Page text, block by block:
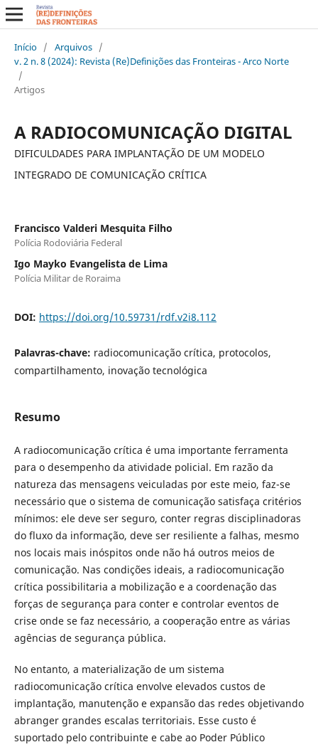
Início / Arquivos /
v. 2 n. 8 (2024): Revista (Re)Definições das Fronteiras - Arco Norte
/
Artigos
A RADIOCOMUNICAÇÃO DIGITAL
DIFICULDADES PARA IMPLANTAÇÃO DE UM MODELO
INTEGRADO DE COMUNICAÇÃO CRÍTICA
Francisco Valderi Mesquita Filho
Polícia Rodoviária Federal
Igo Mayko Evangelista de Lima
Polícia Militar de Roraima
DOI: https://doi.org/10.59731/rdf.v2i8.112
Palavras-chave: radiocomunicação crítica, protocolos,
compartilhamento, inovação tecnológica
Resumo
A radiocomunicação crítica é uma importante ferramenta
para o desempenho da atividade policial. Em razão da
natureza das mensagens veiculadas por este meio, faz-se
necessário que o sistema de comunicação satisfaça critérios
mínimos: ele deve ser seguro, conter regras disciplinadoras
do fluxo da informação, deve ser resiliente a falhas, mesmo
nos locais mais inóspitos onde não há outros meios de
comunicação. Nas condições ideais, a radiocomunicação
crítica possibilitaria a mobilização e a coordenação das
forças de segurança para conter e controlar eventos de
crise onde se faz necessário, a cooperação entre as várias
agências de segurança pública.
No entanto, a materialização de um sistema
radiocomunicação crítica envolve elevados custos de
implantação, manutenção e expansão das redes objetivando
abranger grandes escalas territoriais. Esse custo é
suportado pelo contribuinte e cabe ao Poder Público